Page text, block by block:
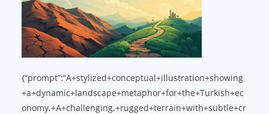
{“prompt”:”A+stylized+conceptual+illustration+showing
+a+dynamic+landscape+metaphor+for+the+Turkish+ec
onomy.+A+challenging,+rugged+terrain+with+subtle+cr